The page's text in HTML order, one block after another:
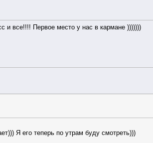
и все!!!! Первое место у нас в кармане )))))))
Я его теперь по утрам буду смотреть)))